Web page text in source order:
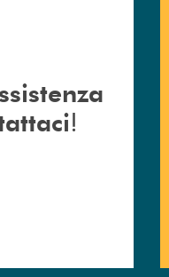
Contattaci !
!